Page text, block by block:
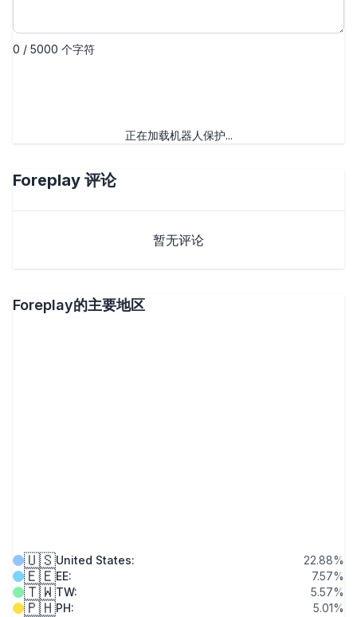
0 / 5000 个字符
正在加载机器人保护...
Foreplay 评论
暂无评论
Foreplay的主要地区
🇺🇸United States: 22.88%
🇪🇪EE: 7.57%
🇹🇼TW: 5.57%
🇵🇭PH: 5.01%